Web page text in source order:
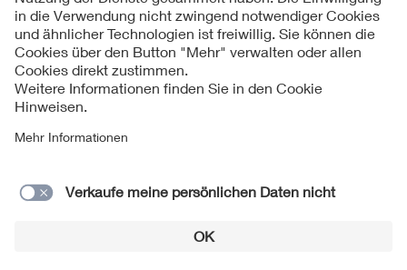
Kontakt
Impressum
Datenschutzinformationen
Cookie Hinweise
Compliance
Jahresarchiv
© 2026 VDE Verband der Elektrotechnik Elektronik